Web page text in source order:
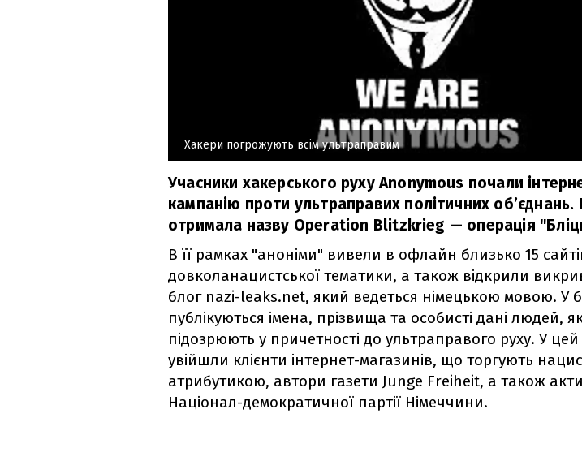
Хакери погрожують всім ультраправим
Учасники хакерського руху Anonymous почали
кампанію проти ультраправих політичних об’єднань.
отримала назву Operation Blitzkrieg — операція
В її рамках "аноніми" вивели в офлайн близько 15
довколанацистської тематики, а також відкрили
блог nazi-leaks.net, який ведеться німецькою мовою. У
публікуються імена, прізвища та особисті дані людей,
підозрюють у причетності до ультраправого руху. У
увійшли клієнти інтернет-магазинів, що торгують
атрибутикою, автори газети Junge Freiheit, а також
Націонал-демократичної партії Німеччини.